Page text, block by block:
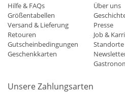
Hilfe & FAQs
Größentabellen
Versand & Lieferung
Retouren
Gutscheinbedingungen
Geschenkkarten
Über uns
Presse
Job &
Standorte
Unsere Zahlungsarten